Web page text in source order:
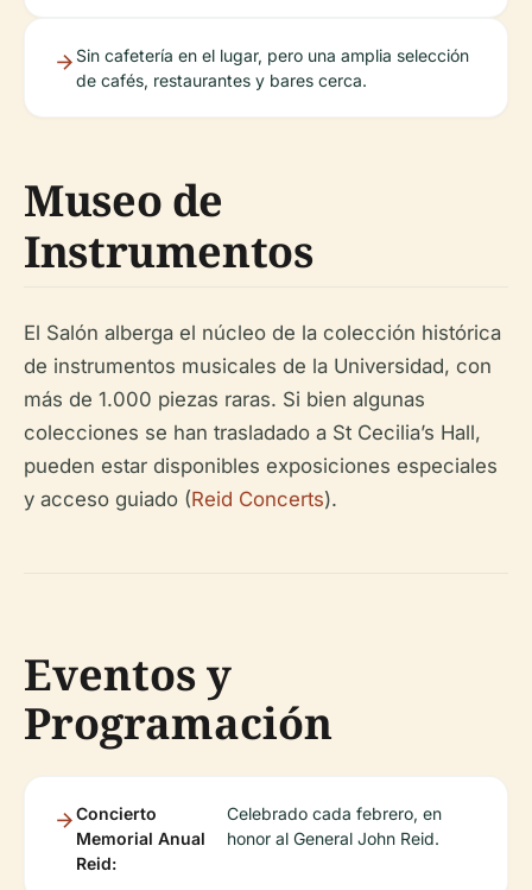
Sin cafetería en el lugar, pero una amplia selección
de cafés, restaurantes y bares cerca.
Museo de
Instrumentos
El Salón alberga el núcleo de la colección histórica
de instrumentos musicales de la Universidad, con
más de 1.000 piezas raras. Si bien algunas
colecciones se han trasladado a St Cecilia’s Hall,
pueden estar disponibles exposiciones especiales
y acceso guiado (Reid Concerts).
Eventos y
Programación
Concierto
Memorial Anual
Reid:
Celebrado cada febrero, en
honor al General John Reid.